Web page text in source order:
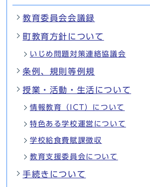
教育委員会会議録
町教育方針について
いじめ問題対策連絡協議会
条例、規則等例規
授業・活動・生活について
情報教育（ICT）について
特色ある学校運営について
学校給食費賦課徴収
教育支援委員会について
手続きについて